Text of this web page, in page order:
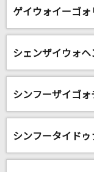
SEKAI NO OWARI(世界
ゲイウォイーゴ
シェンザイウォヘ
シンフーザイゴォ
シンフータイドゥ